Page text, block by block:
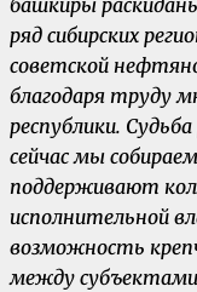
башкиры
ряд сибирских
советской
благодаря труду
республики.
сейчас мы
поддерживают
исполнительной
возможность
между